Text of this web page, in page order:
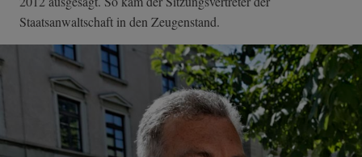
Staatsanwaltschaft in den Zeugenstand.